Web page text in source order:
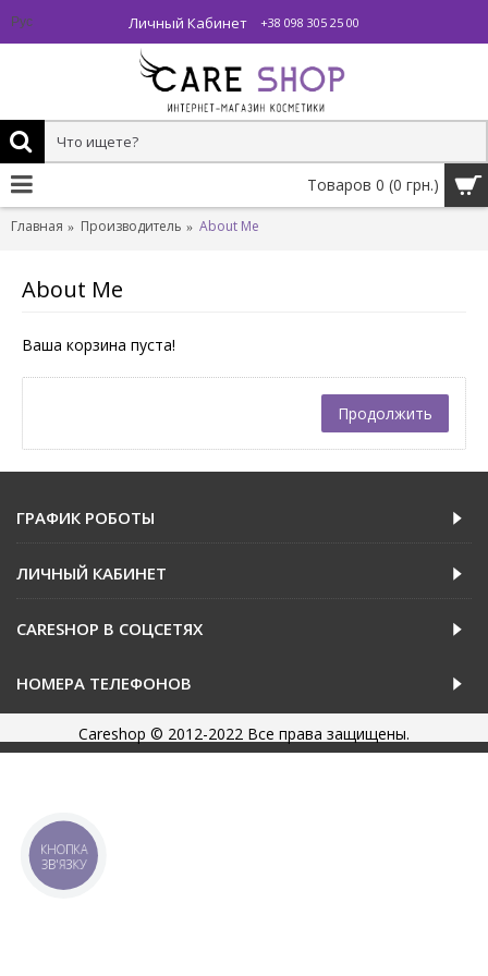
Рус Личный Кабинет +38 098 305 25 00
Товаров 0 (0 грн.)
Главная Производитель About Me
About Me
Ваша корзина пуста!
Продолжить
ГРАФИК РОБОТЫ
ЛИЧНЫЙ КАБИНЕТ
CARESHOP В СОЦСЕТЯХ
НОМЕРА ТЕЛЕФОНОВ
Careshop © 2012-2022 Все права защищены.
КНОПКА
ЗВ'ЯЗКУ